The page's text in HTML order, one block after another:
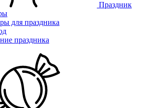
Праздник
для праздника
праздника